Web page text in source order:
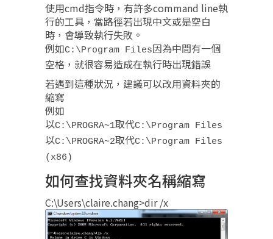
使用cmd指令時，有許多command line執
行的工具，當路徑若出現中文或是空白
時，會導致執行失敗。
例如C:\Program Files因為中間有一個
空格，就很容易造成在執行時出現錯誤
若遇到這種狀況，建議可以改用資料夾的
縮寫
例如
以C:\PROGRA~1取代C:\Program Files
以C:\PROGRA~2取代C:\Program Files
(x86)
如何查找資料夾名稱縮寫
C:\Users\claire.chang>dir /x